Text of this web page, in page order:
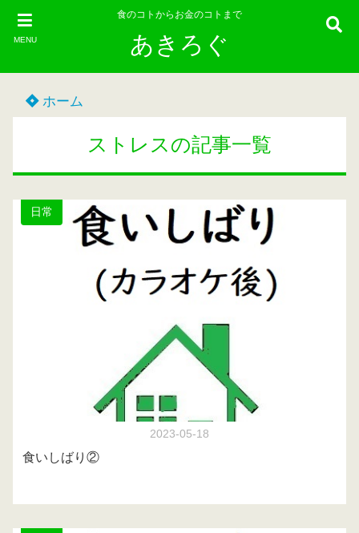
MENU
食のコトからお金のコトまで
あきろぐ
ホーム
ストレスの記事一覧
日常
2023-05-18
食いしばり②